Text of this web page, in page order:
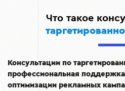
Что такое
Консультации по
профессиональная
оптимизации рекламных